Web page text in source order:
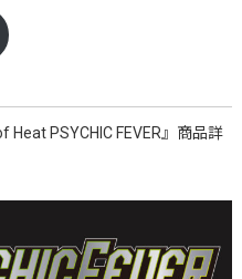
PSYCHIC FEVER』商品詳